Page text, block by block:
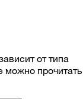
от типа
можно прочитать